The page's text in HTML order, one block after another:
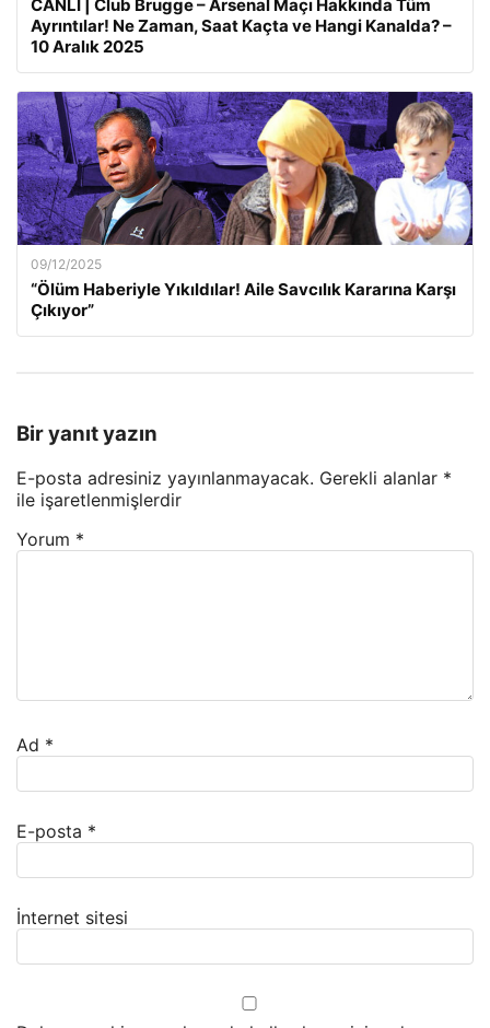
CANLI | Club Brugge – Arsenal Maçı Hakkında Tüm
Ayrıntılar! Ne Zaman, Saat Kaçta ve Hangi Kanalda? –
10 Aralık 2025
09/12/2025
“Ölüm Haberiyle Yıkıldılar! Aile Savcılık Kararına Karşı
Çıkıyor”
Bir yanıt yazın
E-posta adresiniz yayınlanmayacak. Gerekli alanlar *
ile işaretlenmişlerdir
Yorum *
Ad *
E-posta *
İnternet sitesi